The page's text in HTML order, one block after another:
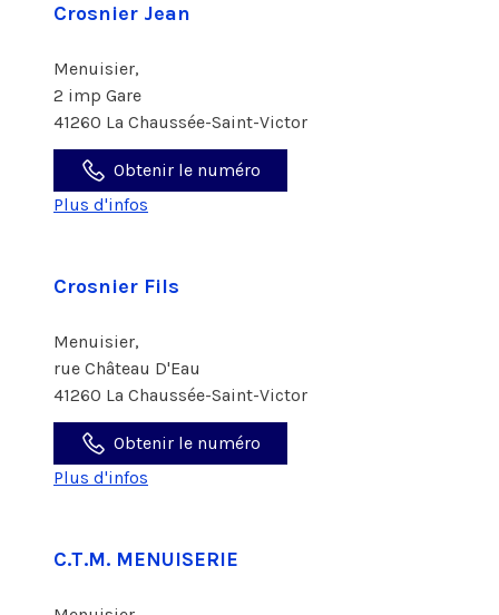
Crosnier Jean
Menuisier,
2 imp Gare
41260 La Chaussée-Saint-Victor
Obtenir le numéro
Plus d'infos
Crosnier Fils
Menuisier,
rue Château D'Eau
41260 La Chaussée-Saint-Victor
Obtenir le numéro
Plus d'infos
C.T.M. MENUISERIE